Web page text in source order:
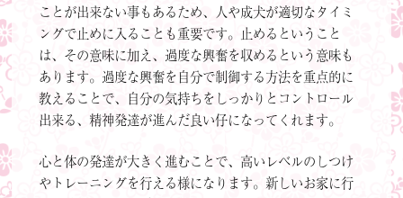
ことが出来ない事もあるため、人や成犬が適切なタイミ
ングで止めに入ることも重要です。止めるということ
は、その意味に加え、過度な興奮を収めるという意味も
あります。過度な興奮を自分で制御する方法を重点的に
教えることで、自分の気持ちをしっかりとコントロール
出来る、精神発達が進んだ良い仔になってくれます。
心と体の発達が大きく進むことで、高いレベルのしつけ
やトレーニングを行える様になります。新しいお家に行